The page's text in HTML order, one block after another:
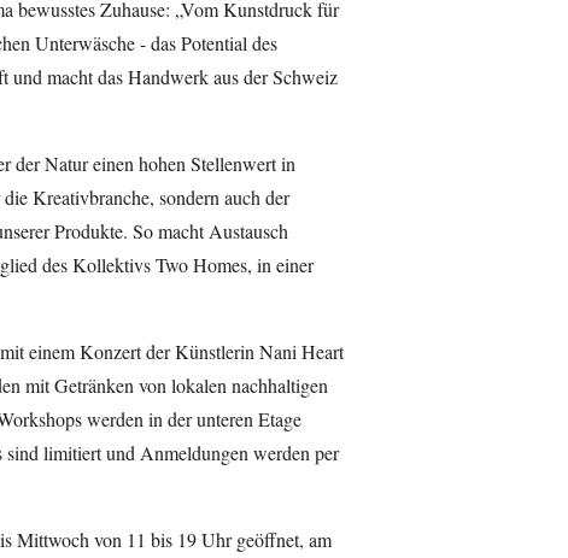
bewusstes Zuhause: „Vom Kunstdruck für
Unterwäsche - das Potential des
und macht das Handwerk aus der Schweiz
der Natur einen hohen Stellenwert in
Kreativbranche, sondern auch der
Produkte. So macht Austausch
des Kollektivs Two Homes, in einer
einem Konzert der Künstlerin Nani Heart
mit Getränken von lokalen nachhaltigen
werden in der unteren Etage
limitiert und Anmeldungen werden per
Mittwoch von 11 bis 19 Uhr geöffnet, am